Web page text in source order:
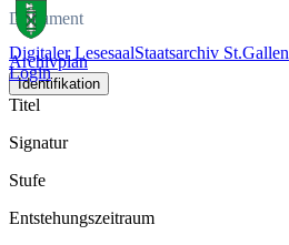
Digitaler LesesaalStaatsarchiv St.Gallen
Login
Dokument
Archivplan
Identifikation
Titel
Signatur
Stufe
Entstehungszeitraum